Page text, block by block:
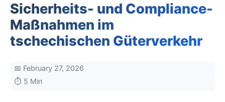
Sicherheits- und Compliance-
Maßnahmen im
tschechischen Güterverkehr
📅 February 27, 2026
⏱️ 5 Min